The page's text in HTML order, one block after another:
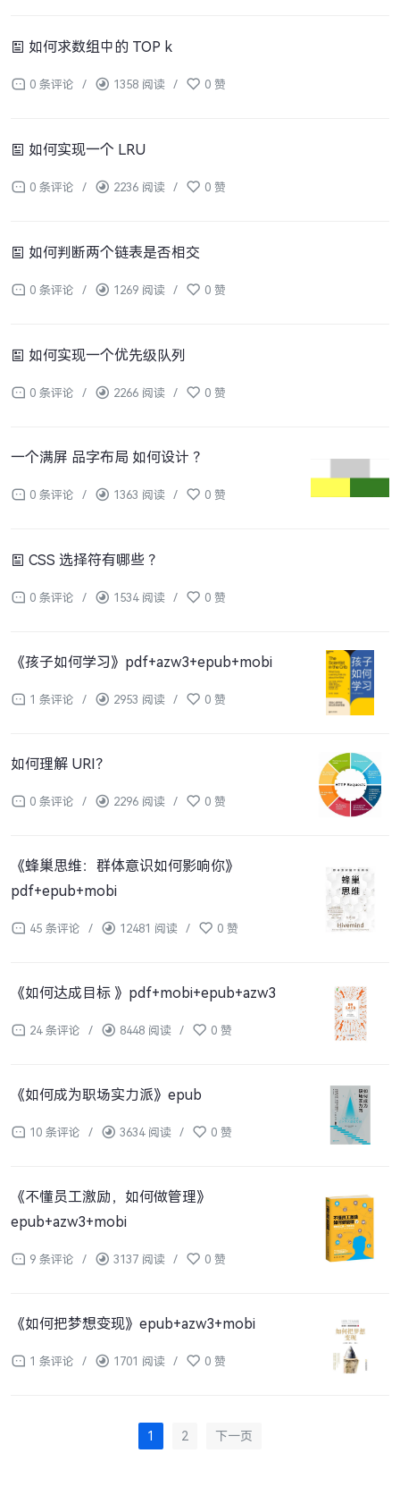
如何求数组中的 TOP k
0 条评论 / 1358 阅读 / 0 赞
如何实现一个 LRU
0 条评论 / 2236 阅读 / 0 赞
如何判断两个链表是否相交
0 条评论 / 1269 阅读 / 0 赞
如何实现一个优先级队列
0 条评论 / 2266 阅读 / 0 赞
一个满屏 品字布局 如何设计 ？
0 条评论 / 1363 阅读 / 0 赞
CSS 选择符有哪些 ？
0 条评论 / 1534 阅读 / 0 赞
《孩子如何学习》pdf+azw3+epub+mobi
1 条评论 / 2953 阅读 / 0 赞
如何理解 URI？
0 条评论 / 2296 阅读 / 0 赞
《蜂巢思维：群体意识如何影响你》
pdf+epub+mobi
45 条评论 / 12481 阅读 / 0 赞
《如何达成目标 》pdf+mobi+epub+azw3
24 条评论 / 8448 阅读 / 0 赞
《如何成为职场实力派》epub
10 条评论 / 3634 阅读 / 0 赞
《不懂员工激励，如何做管理》
epub+azw3+mobi
9 条评论 / 3137 阅读 / 0 赞
《如何把梦想变现》epub+azw3+mobi
1 条评论 / 1701 阅读 / 0 赞
1 2 下一页